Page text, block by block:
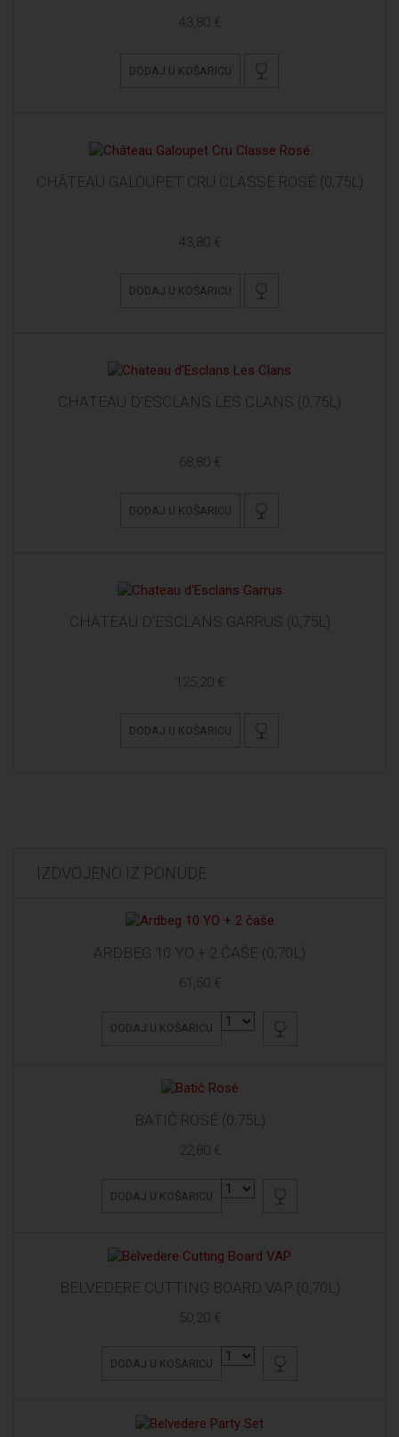
43,80 €
DODAJ U KOŠARICU
CHÂTEAU GALOUPET CRU CLASSE ROSÉ (0,75L)
43,80 €
DODAJ U KOŠARICU
CHATEAU D'ESCLANS LES CLANS (0,75L)
68,80 €
DODAJ U KOŠARICU
CHATEAU D'ESCLANS GARRUS (0,75L)
125,20 €
DODAJ U KOŠARICU
IZDVOJENO IZ PONUDE
ARDBEG 10 YO + 2 ČAŠE (0,70L)
61,50 €
DODAJ U KOŠARICU
BATIČ ROSÉ (0,75L)
22,80 €
DODAJ U KOŠARICU
BELVEDERE CUTTING BOARD VAP (0,70L)
50,20 €
DODAJ U KOŠARICU